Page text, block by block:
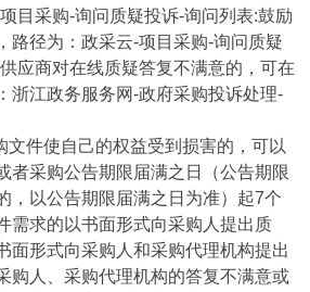
目采购-询问质疑投诉-询问列表:鼓励
路径为：政采云-项目采购-询问质疑
应商对在线质疑答复不满意的，可在
浙江政务服务网-政府采购投诉处理-
文件使自己的权益受到损害的，可以
者采购公告期限届满之日（公告期限
，以公告期限届满之日为准）起7个
需求的以书面形式向采购人提出质
面形式向采购人和采购代理机构提出
购人、采购代理机构的答复不满意或